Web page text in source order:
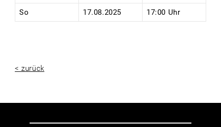
So 17.08.2025 17:00 Uhr
< zurück